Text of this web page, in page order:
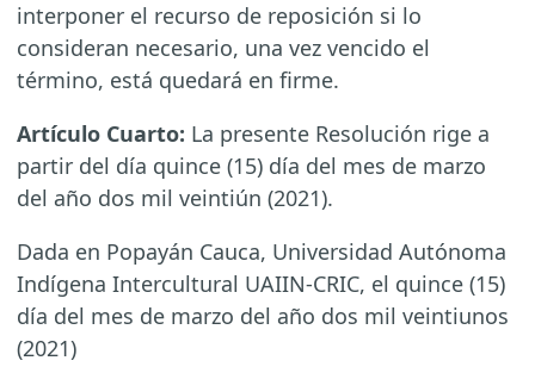
interponer el recurso de reposición si lo
consideran necesario, una vez vencido el
término, está quedará en firme.
Artículo Cuarto: La presente Resolución rige a
partir del día quince (15) día del mes de marzo
del año dos mil veintiún (2021).
Dada en Popayán Cauca, Universidad Autónoma
Indígena Intercultural UAIIN-CRIC, el quince (15)
día del mes de marzo del año dos mil veintiunos
(2021)